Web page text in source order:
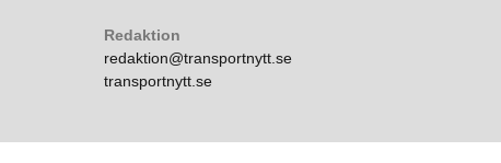
Redaktion
redaktion@transportnytt.se
transportnytt.se